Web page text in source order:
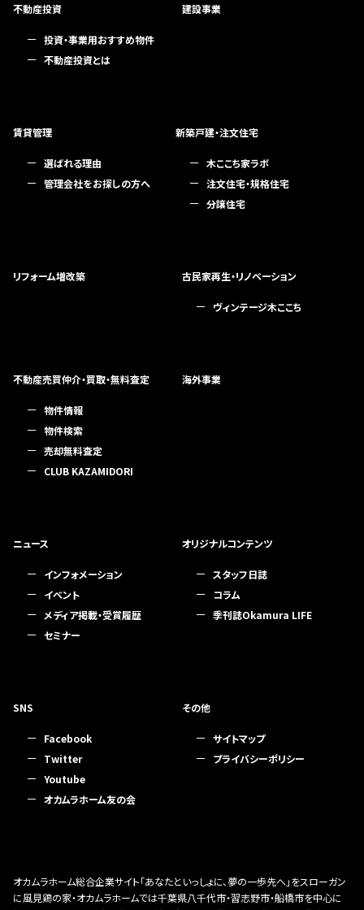
不動産投資
投資・事業用おすすめ物件
不動産投資とは
建設事業
賃貸管理
選ばれる理由
管理会社をお探しの方へ
新築戸建・注文住宅
木ここち家ラボ
注文住宅・規格住宅
分譲住宅
リフォーム増改築 古民家再生・リノベーション
ヴィンテージ木ここち
不動産売買仲介・買取・無料査定
物件情報
物件検索
売却無料査定
CLUB KAZAMIDORI
海外事業
ニュース
インフォメーション
イベント
メディア掲載・受賞履歴
セミナー
オリジナルコンテンツ
スタッフ日誌
コラム
季刊誌Okamura LIFE
SNS
Facebook
Twitter
Youtube
オカムラホーム友の会
その他
サイトマップ
プライバシーポリシー
オカムラホーム総合企業サイト「あなたといっしょに、夢の一歩先へ」をスローガン
に風見鶏の家・オカムラホームでは千葉県八千代市・習志野市・船橋市を中心に